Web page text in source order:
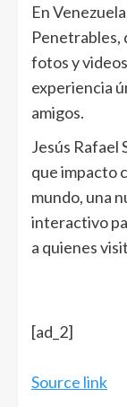
En
Penetrables,
fotos y
experiencia
amigos.
Jesús Rafael
que impacto
mundo, una
interactivo
a quienes
[ad_2]
Source link